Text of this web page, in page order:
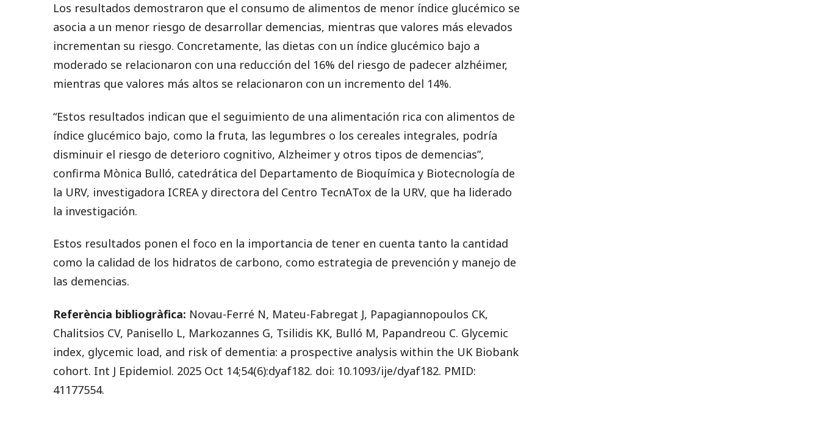
Los resultados demostraron que el consumo de alimentos de menor índice glucémico se
asocia a un menor riesgo de desarrollar demencias, mientras que valores más elevados
incrementan su riesgo. Concretamente, las dietas con un índice glucémico bajo a
moderado se relacionaron con una reducción del 16% del riesgo de padecer alzhéimer,
mientras que valores más altos se relacionaron con un incremento del 14%.
“Estos resultados indican que el seguimiento de una alimentación rica con alimentos de
índice glucémico bajo, como la fruta, las legumbres o los cereales integrales, podría
disminuir el riesgo de deterioro cognitivo, Alzheimer y otros tipos de demencias”,
confirma Mònica Bulló, catedrática del Departamento de Bioquímica y Biotecnología de
la URV, investigadora ICREA y directora del Centro TecnATox de la URV, que ha liderado
la investigación.
Estos resultados ponen el foco en la importancia de tener en cuenta tanto la cantidad
como la calidad de los hidratos de carbono, como estrategia de prevención y manejo de
las demencias.
Referència bibliogràfica: Novau-Ferré N, Mateu-Fabregat J, Papagiannopoulos CK,
Chalitsios CV, Panisello L, Markozannes G, Tsilidis KK, Bulló M, Papandreou C. Glycemic
index, glycemic load, and risk of dementia: a prospective analysis within the UK Biobank
cohort. Int J Epidemiol. 2025 Oct 14;54(6):dyaf182. doi: 10.1093/ije/dyaf182. PMID:
41177554.